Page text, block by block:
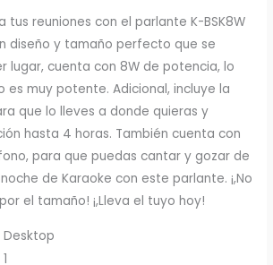
tus reuniones con el parlante K-BSK8W
diseño y tamaño perfecto que se
lugar, cuenta con 8W de potencia, lo
es muy potente. Adicional, incluye la
que lo lleves a donde quieras y
hasta 4 horas. También cuenta con
para que puedas cantar y gozar de
de Karaoke con este parlante. ¡,No
el tamaño! ¡,Lleva el tuyo hoy!